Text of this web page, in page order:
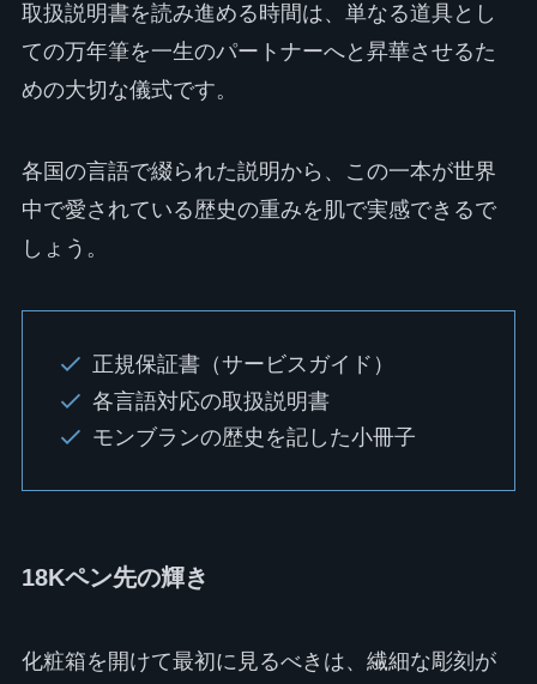
取扱説明書を読み進める時間は、単なる道具とし
ての万年筆を一生のパートナーへと昇華させるた
めの大切な儀式です。
各国の言語で綴られた説明から、この一本が世界
中で愛されている歴史の重みを肌で実感できるで
しょう。
正規保証書（サービスガイド）
各言語対応の取扱説明書
モンブランの歴史を記した小冊子
18Kペン先の輝き
化粧箱を開けて最初に見るべきは、繊細な彫刻が